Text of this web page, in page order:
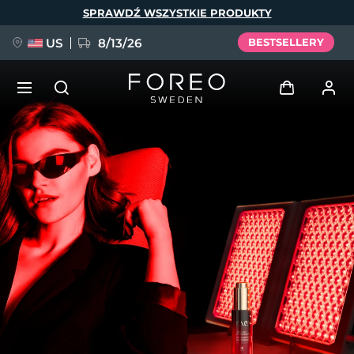
SPRAWDŹ WSZYSTKIE PRODUKTY
US 8/13/26 BESTSELLERY
Moje urządzenia
Moje zamówienia
Moje adresy
Moje subskrypcje
NOWOŚĆ
FAQ™ Pure Beauty-Tech Elixir
BREAKING NEWS
issa™ Teeth Whitening Set
Język
English Deutsch
Español
Français
Italiano
Português
Polski
Svenska
Русский
Türkçe
简体中文 繁體中文